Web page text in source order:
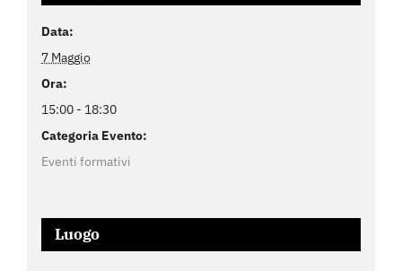
Data:
7 Maggio
Ora:
15:00 - 18:30
Categoria Evento:
Eventi formativi
Luogo